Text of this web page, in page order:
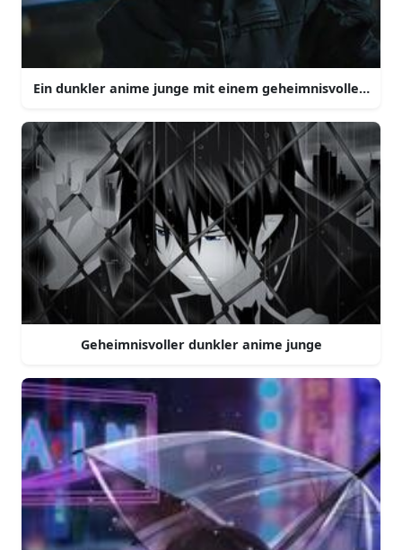
Ein dunkler anime junge mit einem geheimnisvollen
Geheimnisvoller dunkler anime junge